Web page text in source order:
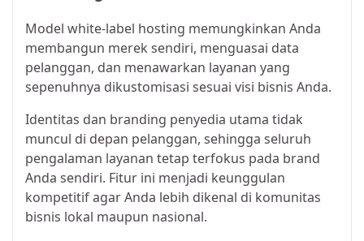
Model white-label hosting memungkinkan Anda
membangun merek sendiri, menguasai data
pelanggan, dan menawarkan layanan yang
sepenuhnya dikustomisasi sesuai visi bisnis Anda.
Identitas dan branding penyedia utama tidak
muncul di depan pelanggan, sehingga seluruh
pengalaman layanan tetap terfokus pada brand
Anda sendiri. Fitur ini menjadi keunggulan
kompetitif agar Anda lebih dikenal di komunitas
bisnis lokal maupun nasional.